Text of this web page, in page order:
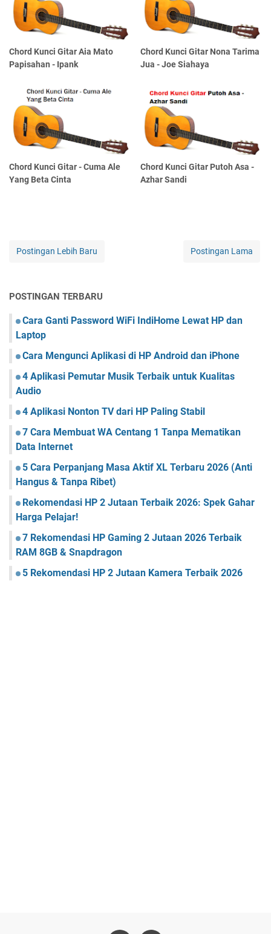
Chord Kunci Gitar Aia Mato
Papisahan - Ipank
Chord Kunci Gitar Nona Tarima
Jua - Joe Siahaya
Chord Kunci Gitar - Cuma Ale
Yang Beta Cinta
Chord Kunci Gitar Putoh Asa -
Azhar Sandi
Postingan Lebih Baru Postingan Lama
POSTINGAN TERBARU
Cara Ganti Password WiFi IndiHome Lewat HP dan
Laptop
Cara Mengunci Aplikasi di HP Android dan iPhone
4 Aplikasi Pemutar Musik Terbaik untuk Kualitas
Audio
4 Aplikasi Nonton TV dari HP Paling Stabil
7 Cara Membuat WA Centang 1 Tanpa Mematikan
Data Internet
5 Cara Perpanjang Masa Aktif XL Terbaru 2026 (Anti
Hangus & Tanpa Ribet)
Rekomendasi HP 2 Jutaan Terbaik 2026: Spek Gahar
Harga Pelajar!
7 Rekomendasi HP Gaming 2 Jutaan 2026 Terbaik
RAM 8GB & Snapdragon
5 Rekomendasi HP 2 Jutaan Kamera Terbaik 2026